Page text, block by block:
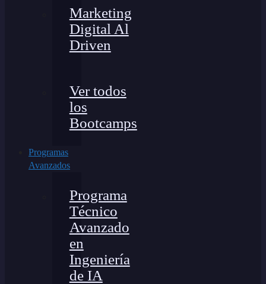
Marketing
Digital Al
Driven
Ver todos
los
Bootcamps
Programas
Avanzados
Programa
Técnico
Avanzado
en
Ingeniería
de IA